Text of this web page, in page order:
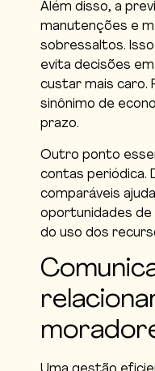
Além disso, a
manutenções e
sobressaltos.
evita decisões
custar mais caro.
sinônimo de
prazo.
Outro ponto
contas periódica.
comparáveis
oportunidades de
do uso dos